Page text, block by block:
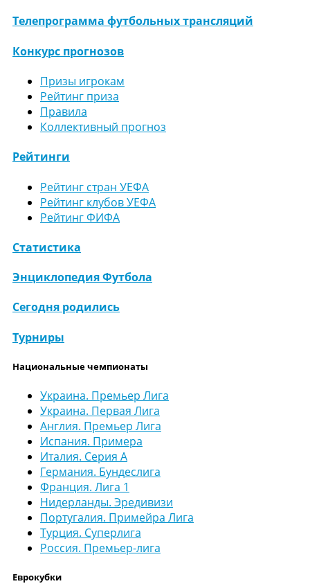
Телепрограмма футбольных трансляций
Конкурс прогнозов
Призы игрокам
Рейтинг приза
Правила
Коллективный прогноз
Рейтинги
Рейтинг стран УЕФА
Рейтинг клубов УЕФА
Рейтинг ФИФА
Статистика
Энциклопедия Футбола
Сегодня родились
Турниры
Национальные чемпионаты
Украина. Премьер Лига
Украина. Первая Лига
Англия. Премьер Лига
Испания. Примера
Италия. Серия А
Германия. Бундеслига
Франция. Лига 1
Нидерланды. Эредивизи
Португалия. Примейра Лига
Турция. Суперлига
Россия. Премьер-лига
Еврокубки